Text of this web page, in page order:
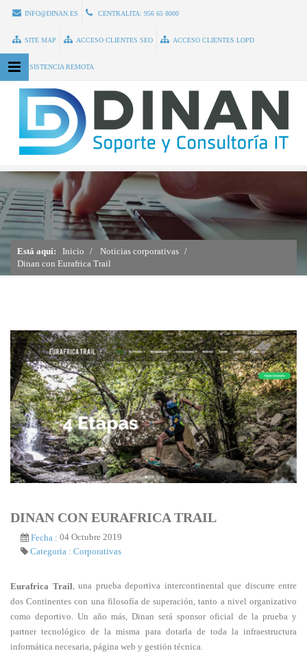
INFO@DINAN.ES CENTRALITA: 956 65 8000
SITE MAP ACCESO CLIENTES SEO ACCESO CLIENTES LOPD
ASISTENCIA REMOTA
Está aquí: Inicio
Noticias corporativas
Dinan con Eurafrica Trail
DINAN CON EURAFRICA TRAIL
Fecha : 04 Octubre 2019
Categoria : Corporativas
Eurafrica Trail, una prueba deportiva intercontinental que discurre entre
dos Continentes con una filosofía de superación, tanto a nivel organizativo
como deportivo. Un año más, Dinan será sponsor oficial de la prueba y
partner tecnológico de la misma para dotarla de toda la infraestructura
informática necesaria, página web y gestión técnica.